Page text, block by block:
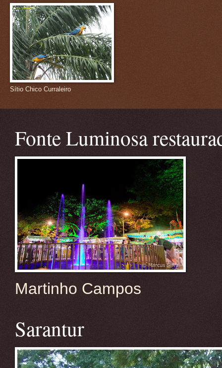
Sítio Chico Curraleiro
Fonte Luminosa
Martinho Campos
Sarantur